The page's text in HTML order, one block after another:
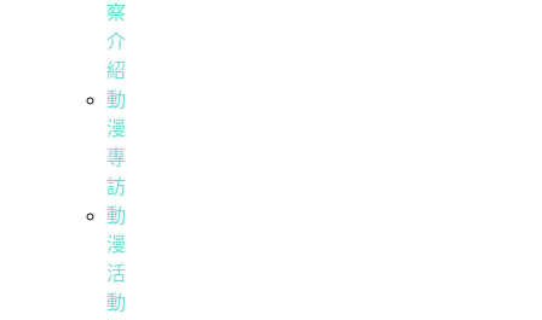
察
介
紹
動
漫
專
訪
動
漫
活
動